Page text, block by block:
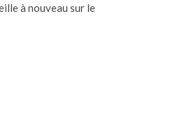
à nouveau sur le